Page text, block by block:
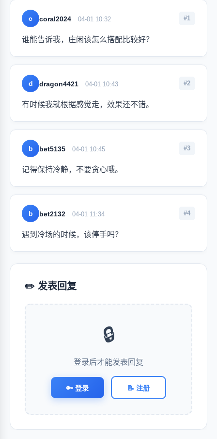
c coral2024 04-01 10:32 #1
谁能告诉我，庄闲该怎么搭配比较好？
d dragon4421 04-01 10:43 #2
有时候我就根据感觉走，效果还不错。
b bet5135 04-01 10:45 #3
记得保持冷静，不要贪心哦。
b bet2132 04-01 11:34 #4
遇到冷场的时候，该停手吗？
✏️ 发表回复
🔒
登录后才能发表回复
🔑 登录 📝 注册